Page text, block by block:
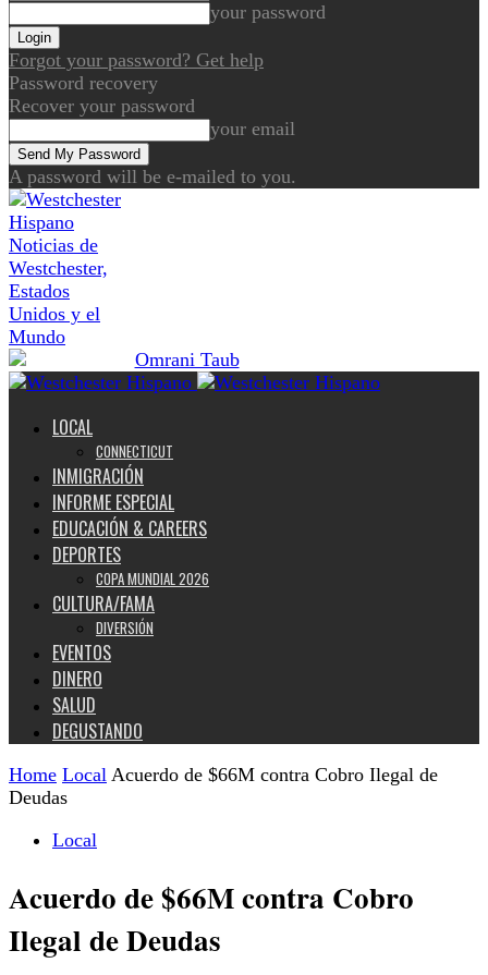
your password
Forgot your password? Get help
Password recovery
Recover your password
your email
A password will be e-mailed to you.
Noticias de
Westchester,
Estados
Unidos y el
Mundo
LOCAL
CONNECTICUT
INMIGRACIÓN
INFORME ESPECIAL
EDUCACIÓN & CAREERS
DEPORTES
COPA MUNDIAL 2026
CULTURA/FAMA
DIVERSIÓN
EVENTOS
DINERO
SALUD
DEGUSTANDO
Home Local Acuerdo de $66M contra Cobro Ilegal de
Deudas
Local
Acuerdo de $66M contra Cobro
Ilegal de Deudas